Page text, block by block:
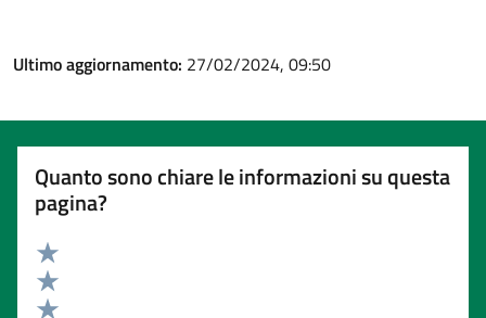
Ultimo aggiornamento: 27/02/2024, 09:50
Quanto sono chiare le informazioni su questa
pagina?
Valuta 5 stelle su 5
Valuta 4 stelle su 5